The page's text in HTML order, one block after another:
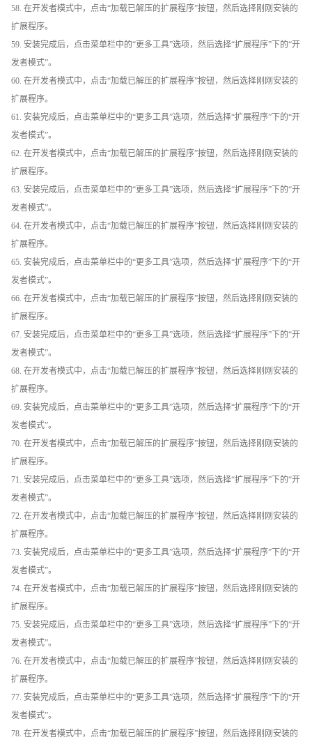
58. 在开发者模式中，点击“加载已解压的扩展程序”按钮，然后选择刚刚安装的
扩展程序。
59. 安装完成后，点击菜单栏中的“更多工具”选项，然后选择“扩展程序”下的“开
发者模式”。
60. 在开发者模式中，点击“加载已解压的扩展程序”按钮，然后选择刚刚安装的
扩展程序。
61. 安装完成后，点击菜单栏中的“更多工具”选项，然后选择“扩展程序”下的“开
发者模式”。
62. 在开发者模式中，点击“加载已解压的扩展程序”按钮，然后选择刚刚安装的
扩展程序。
63. 安装完成后，点击菜单栏中的“更多工具”选项，然后选择“扩展程序”下的“开
发者模式”。
64. 在开发者模式中，点击“加载已解压的扩展程序”按钮，然后选择刚刚安装的
扩展程序。
65. 安装完成后，点击菜单栏中的“更多工具”选项，然后选择“扩展程序”下的“开
发者模式”。
66. 在开发者模式中，点击“加载已解压的扩展程序”按钮，然后选择刚刚安装的
扩展程序。
67. 安装完成后，点击菜单栏中的“更多工具”选项，然后选择“扩展程序”下的“开
发者模式”。
68. 在开发者模式中，点击“加载已解压的扩展程序”按钮，然后选择刚刚安装的
扩展程序。
69. 安装完成后，点击菜单栏中的“更多工具”选项，然后选择“扩展程序”下的“开
发者模式”。
70. 在开发者模式中，点击“加载已解压的扩展程序”按钮，然后选择刚刚安装的
扩展程序。
71. 安装完成后，点击菜单栏中的“更多工具”选项，然后选择“扩展程序”下的“开
发者模式”。
72. 在开发者模式中，点击“加载已解压的扩展程序”按钮，然后选择刚刚安装的
扩展程序。
73. 安装完成后，点击菜单栏中的“更多工具”选项，然后选择“扩展程序”下的“开
发者模式”。
74. 在开发者模式中，点击“加载已解压的扩展程序”按钮，然后选择刚刚安装的
扩展程序。
75. 安装完成后，点击菜单栏中的“更多工具”选项，然后选择“扩展程序”下的“开
发者模式”。
76. 在开发者模式中，点击“加载已解压的扩展程序”按钮，然后选择刚刚安装的
扩展程序。
77. 安装完成后，点击菜单栏中的“更多工具”选项，然后选择“扩展程序”下的“开
发者模式”。
78. 在开发者模式中，点击“加载已解压的扩展程序”按钮，然后选择刚刚安装的